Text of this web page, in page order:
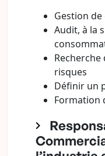
Gestion de
Audit, à la
Recherche
risques
Définir un
Formation